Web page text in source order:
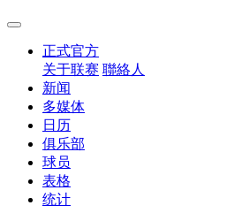
正式官方
关于联赛 聯絡人
新闻
多媒体
日历
俱乐部
球员
表格
统计